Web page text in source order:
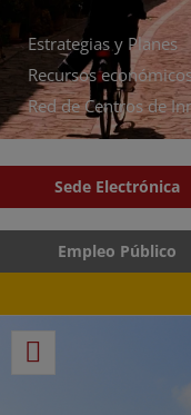
Estrategias y Planes
Recursos
Red de Centros de
Sede Electrónica
Empleo Público
RSS